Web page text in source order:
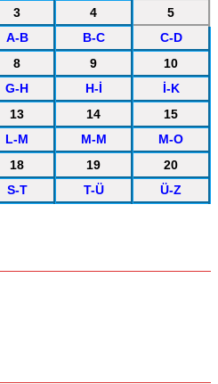
3 4
5
A-B B-C
C-D
8 9
10
G-H H-İ
İ-K
13 14
15
L-M M-M
M-O
18 19
20
S-T T-Ü Ü-Z